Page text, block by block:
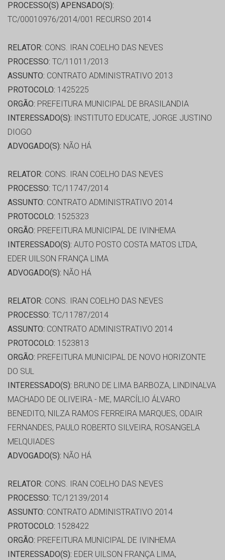
PROCESSO(S) APENSADO(S):
TC/00010976/2014/001 RECURSO 2014
RELATOR: CONS. IRAN COELHO DAS NEVES
PROCESSO: TC/11011/2013
ASSUNTO: CONTRATO ADMINISTRATIVO 2013
PROTOCOLO: 1425225
ORGÃO: PREFEITURA MUNICIPAL DE BRASILANDIA
INTERESSADO(S): INSTITUTO EDUCATE, JORGE JUSTINO
DIOGO
ADVOGADO(S): NÃO HÁ
RELATOR: CONS. IRAN COELHO DAS NEVES
PROCESSO: TC/11747/2014
ASSUNTO: CONTRATO ADMINISTRATIVO 2014
PROTOCOLO: 1525323
ORGÃO: PREFEITURA MUNICIPAL DE IVINHEMA
INTERESSADO(S): AUTO POSTO COSTA MATOS LTDA,
EDER UILSON FRANÇA LIMA
ADVOGADO(S): NÃO HÁ
RELATOR: CONS. IRAN COELHO DAS NEVES
PROCESSO: TC/11787/2014
ASSUNTO: CONTRATO ADMINISTRATIVO 2014
PROTOCOLO: 1523813
ORGÃO: PREFEITURA MUNICIPAL DE NOVO HORIZONTE
DO SUL
INTERESSADO(S): BRUNO DE LIMA BARBOZA, LINDINALVA
MACHADO DE OLIVEIRA - ME, MARCÍLIO ÁLVARO
BENEDITO, NILZA RAMOS FERREIRA MARQUES, ODAIR
FERNANDES, PAULO ROBERTO SILVEIRA, ROSANGELA
MELQUIADES
ADVOGADO(S): NÃO HÁ
RELATOR: CONS. IRAN COELHO DAS NEVES
PROCESSO: TC/12139/2014
ASSUNTO: CONTRATO ADMINISTRATIVO 2014
PROTOCOLO: 1528422
ORGÃO: PREFEITURA MUNICIPAL DE IVINHEMA
INTERESSADO(S): EDER UILSON FRANÇA LIMA,